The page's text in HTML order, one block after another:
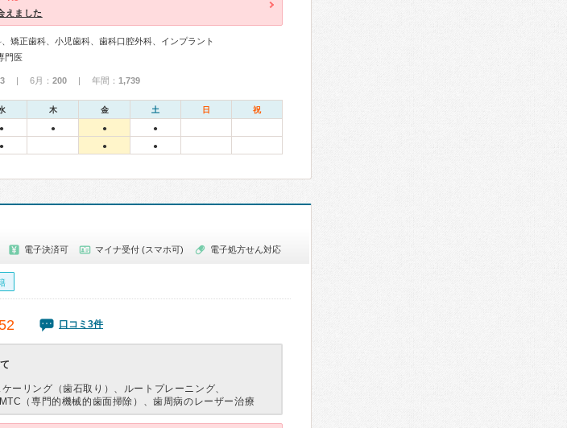
えました
、矯正歯科、小児歯科、歯科口腔外科、インプラント
門医
| 6月： 200 | 年間： 1,739
木 金 土 日 祝
● ● ● ●
● ● ●
電子決済可 マイナ受付 (スマホ可) 電子処方せん対応
口コミ3件
ケーリング（歯石取り）、ルートプレーニング、
（専門的機械的歯面掃除）、歯周病のレーザー治療